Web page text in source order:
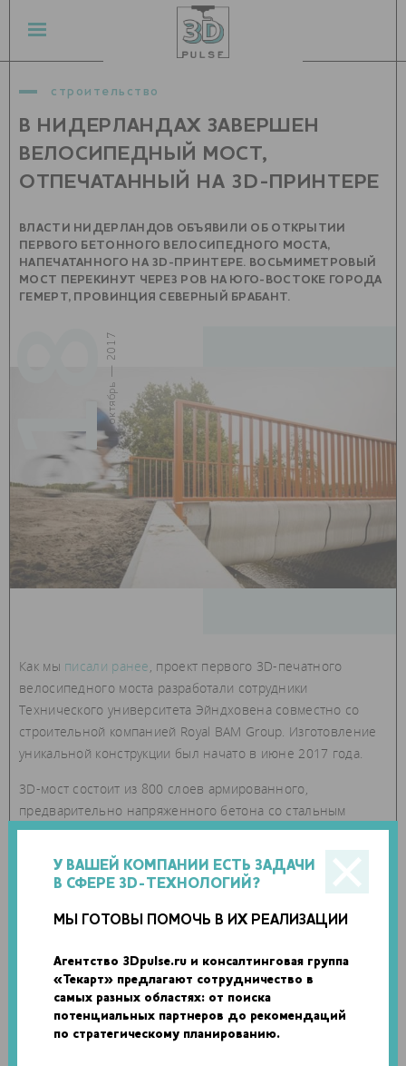
У ВАШЕЙ КОМПАНИИ ЕСТЬ ЗАДАЧИ
В СФЕРЕ 3D-ТЕХНОЛОГИЙ?
МЫ ГОТОВЫ ПОМОЧЬ В ИХ РЕАЛИЗАЦИИ
Агентство 3Dpulse.ru и консалтинговая группа
«Текарт» предлагают сотрудничество в
самых разных областях: от поиска
потенциальных партнеров до рекомендаций
по стратегическому планированию.
строительство
В НИДЕРЛАНДАХ ЗАВЕРШЕН
ВЕЛОСИПЕДНЫЙ МОСТ,
ОТПЕЧАТАННЫЙ НА 3D-ПРИНТЕРЕ
ВЛАСТИ НИДЕРЛАНДОВ ОБЪЯВИЛИ ОБ ОТКРЫТИИ
ПЕРВОГО БЕТОННОГО ВЕЛОСИПЕДНОГО МОСТА,
НАПЕЧАТАННОГО НА 3D-ПРИНТЕРЕ. ВОСЬМИМЕТРОВЫЙ
МОСТ ПЕРЕКИНУТ ЧЕРЕЗ РОВ НА ЮГО-ВОСТОКЕ ГОРОДА
ГЕМЕРТ, ПРОВИНЦИЯ СЕВЕРНЫЙ БРАБАНТ.
18
октябрь — 2017
Как мы писали ранее, проект первого 3D-печатного
велосипедного моста разработали сотрудники
Технического университета Эйндховена совместно со
строительной компанией Royal BAM Group. Изготовление
уникальной конструкции был начато в июне 2017 года.
3D-мост состоит из 800 слоев армированного,
предварительно напряженного бетона со стальным
кабелем для регулирования растяжения. Но, пожалуй,
самой важной особенностью конструкции является низкая
нагрузка на экологию. 3D-печать существенно экономит
бетон, что помогает уменьшить выбросы углекислого газа.